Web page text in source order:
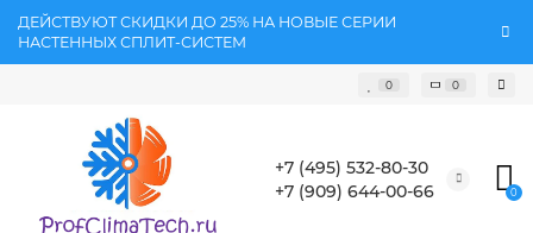
ДЕЙСТВУЮТ СКИДКИ ДО 25% НА НОВЫЕ СЕРИИ
НАСТЕННЫХ СПЛИТ-СИСТЕМ
0 0
+7 (495) 532-80-30
+7 (909) 644-00-66
0